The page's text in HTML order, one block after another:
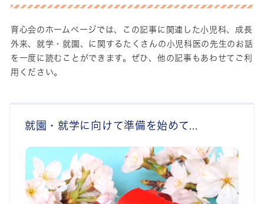
育心会のホームページでは、この記事に関連した小児科、 成長
外来、就学・就園、
に関するたくさんの小児科医の先生のお話
を一度に読むことができます。ぜひ、他の記事もあわせてご利
用ください。
就園・就学に向けて準備を始めて...